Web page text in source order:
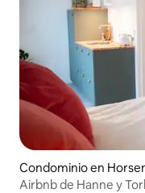
Condominio en
Airbnb de Hanne y